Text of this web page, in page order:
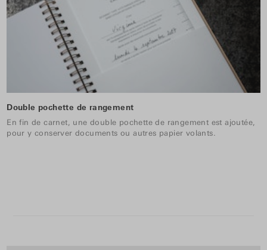
Double pochette de rangement
En fin de carnet, une double pochette de rangement est ajoutée,
pour y conserver documents ou autres papier volants.